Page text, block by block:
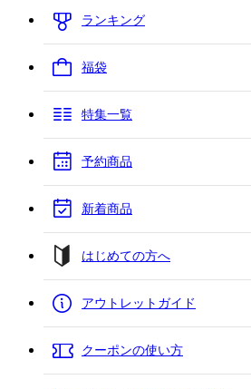
ランキング
福袋
特集一覧
予約商品
新着商品
はじめての方へ
アウトレットガイド
クーポンの使い方